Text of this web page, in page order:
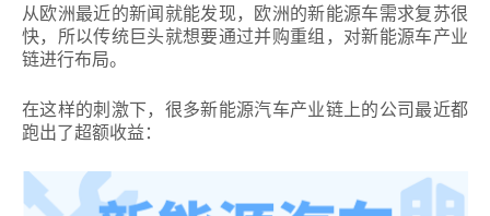
从欧洲最近的新闻就能发现，欧洲的新能源车需求复苏很
快，所以传统巨头就想要通过并购重组，对新能源车产业
链进行布局。
在这样的刺激下，很多新能源汽车产业链上的公司最近都
跑出了超额收益：